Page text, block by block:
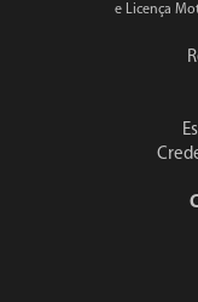
e Licença